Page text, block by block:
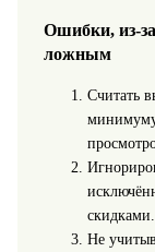
Ошибки, из-
ложным
Считать
скидками.
Не